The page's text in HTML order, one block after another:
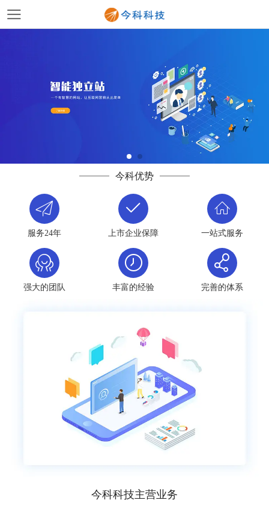
今科优势
服务24年 上市企业保障 一站式服务
强大的团队 丰富的经验 完善的体系
今科科技主营业务